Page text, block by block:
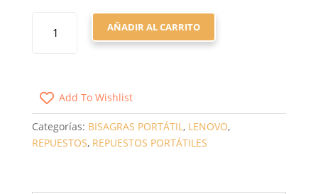
LENOVO
510-
15
5H50L35870
AÑADIR AL CARRITO
Add To Wishlist
Categorías: BISAGRAS PORTÁTIL, LENOVO,
REPUESTOS, REPUESTOS PORTÁTILES